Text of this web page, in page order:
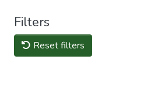
Filters
Reset filters